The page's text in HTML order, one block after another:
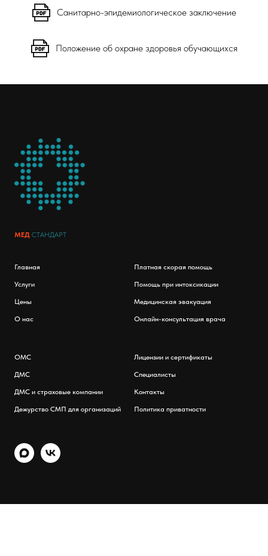
Санитарно-эпидемиологическое заключение
Положение об охране здоровья обучающихся
МЕД СТАНДАРТ
Главная
Услуги
Цены
О нас
Платная скорая помощь
Помощь при интоксикации
Медицинская эвакуация
Онлайн-консультация врача
ОМС
ДМС
ДМС и страховые компании
Дежурство СМП для организаций
Лицензии и сертификаты
Специалисты
Контакты
Политика приватности